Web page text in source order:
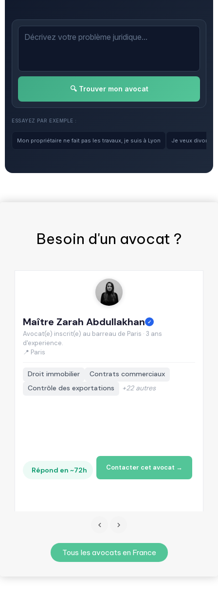
🔍 Trouver mon avocat
ESSAYEZ PAR EXEMPLE :
Mon propriétaire ne fait pas les travaux, je suis à Lyon Je veux
Besoin d'un avocat ?
Maître Zarah Abdullakhan ✓
Avocat(e) inscrit(e) au barreau de Paris · 3 ans
d'experience.
📍 Paris
Droit immobilier
Contrats commerciaux
Contrôle des exportations
+22 autres
Répond en ~72h Contacter cet avocat →
Tous les avocats en France